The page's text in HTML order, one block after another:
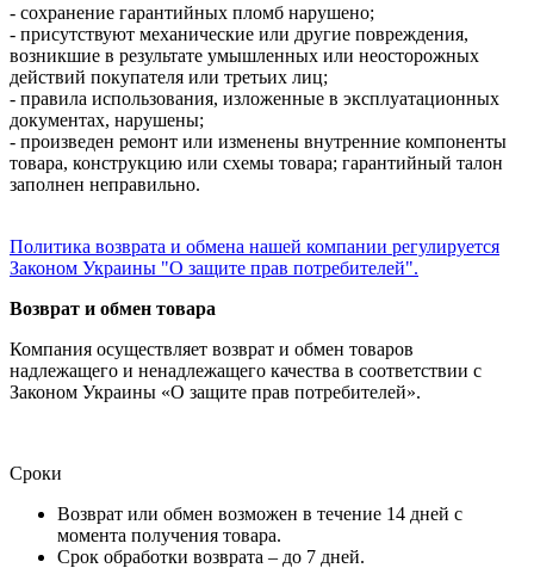
- сохранение гарантийных пломб нарушено;
- присутствуют механические или другие повреждения,
возникшие в результате умышленных или неосторожных
действий покупателя или третьих лиц;
- правила использования, изложенные в эксплуатационных
документах, нарушены;
- произведен ремонт или изменены внутренние компоненты
товара, конструкцию или схемы товара; гарантийный талон
заполнен неправильно.
Политика возврата и обмена нашей компании регулируется
Законом Украины "О защите прав потребителей".
Возврат и обмен товара
Компания осуществляет возврат и обмен товаров
надлежащего и ненадлежащего качества в соответствии с
Законом Украины «О защите прав потребителей».
Сроки
Возврат или обмен возможен в течение 14 дней с
момента получения товара.
Срок обработки возврата – до 7 дней.